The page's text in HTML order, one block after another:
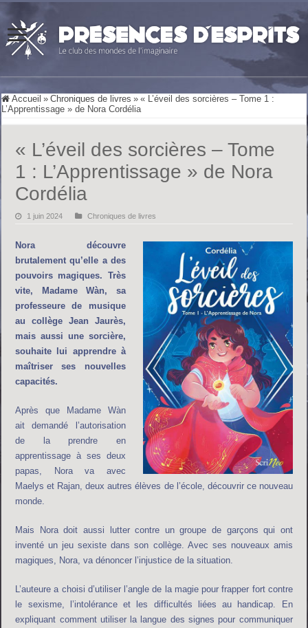
Accueil » Chroniques de livres » « L’éveil des sorcières – Tome 1 :
L’Apprentissage » de Nora Cordélia
« L’éveil des sorcières – Tome
1 : L’Apprentissage » de Nora
Cordélia
1 juin 2024 Chroniques de livres
Nora découvre
brutalement qu’elle a des
pouvoirs magiques. Très
vite, Madame Wàn, sa
professeure de musique
au collège Jean Jaurès,
mais aussi une sorcière,
souhaite lui apprendre à
maîtriser ses nouvelles
capacités.
Après que Madame Wàn
ait demandé l’autorisation
de la prendre en
apprentissage à ses deux
papas, Nora va avec
Maelys et Rajan, deux autres élèves de l’école, découvrir ce nouveau
monde.
Mais Nora doit aussi lutter contre un groupe de garçons qui ont
inventé un jeu sexiste dans son collège. Avec ses nouveaux amis
magiques, Nora, va dénoncer l’injustice de la situation.
L’auteure a choisi d’utiliser l’angle de la magie pour frapper fort contre
le sexisme, l’intolérance et les difficultés liées au handicap. En
expliquant comment utiliser la langue des signes pour communiquer